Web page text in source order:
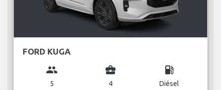
FORD KUGA
group
5
business_center
4
local_gas_station
Diésel